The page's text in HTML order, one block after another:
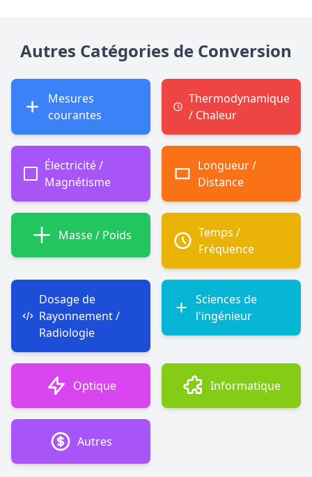
Autres Catégories de Conversion
Mesures
courantes
Thermodynamique
/ Chaleur
Électricité /
Magnétisme
Longueur /
Distance
Masse / Poids
Temps /
Fréquence
Dosage de
Rayonnement /
Radiologie
Sciences de
l'ingénieur
Optique Informatique
Autres